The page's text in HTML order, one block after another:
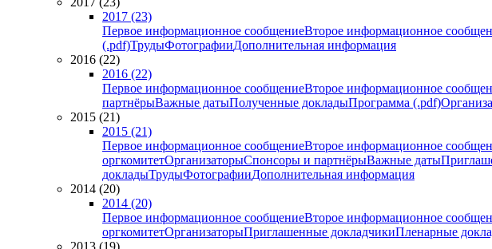
2017 (23)
Первое информационное сообщениеВторое информационное
(.pdf)ТрудыФотографииДополнительная информация
2016 (22)
2016 (22)
Первое информационное сообщениеВторое информационное
партнёрыВажные датыПолученные докладыПрограмма (.pdf)
2015 (21)
2015 (21)
Первое информационное сообщениеВторое информационное
оргкомитетОрганизаторыСпонсоры и партнёрыВажные даты
докладыТрудыФотографииДополнительная информация
2014 (20)
2014 (20)
Первое информационное сообщениеВторое информационное
оргкомитетОрганизаторыПриглашенные докладчикиПленарные
2013 (19)